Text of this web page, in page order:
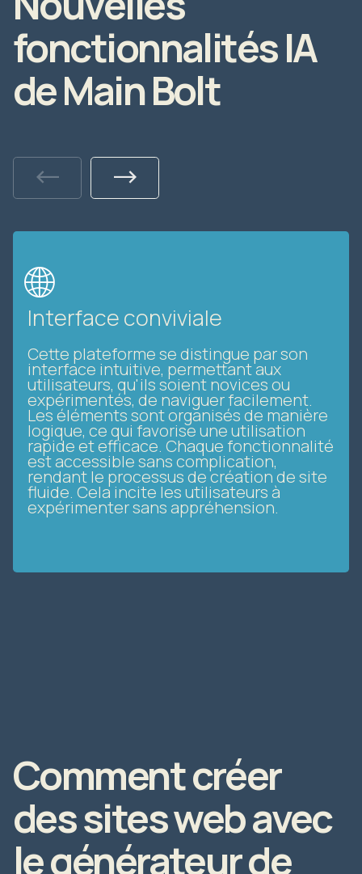
fonctionnalités IA
de Main Bolt
🌐
Interface conviviale
Cette plateforme se distingue par son
interface intuitive, permettant aux
utilisateurs, qu'ils soient novices ou
expérimentés, de naviguer facilement.
Les éléments sont organisés de manière
logique, ce qui favorise une utilisation
rapide et efficace. Chaque fonctionnalité
est accessible sans complication,
rendant le processus de création de site
fluide. Cela incite les utilisateurs à
expérimenter sans appréhension.
Next
Comment créer
des sites web avec
le générateur de